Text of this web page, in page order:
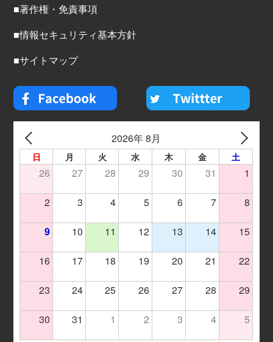
■著作権・免責事項
■情報セキュリティ基本方針
■サイトマップ
2026年 8月
日 月 火 水 木 金 土
26 27 28 29 30 31 1
2 3 4 5 6 7 8
9 10 11 12 13 14 15
16 17 18 19 20 21 22
23 24 25 26 27 28 29
30 31 1 2 3 4 5